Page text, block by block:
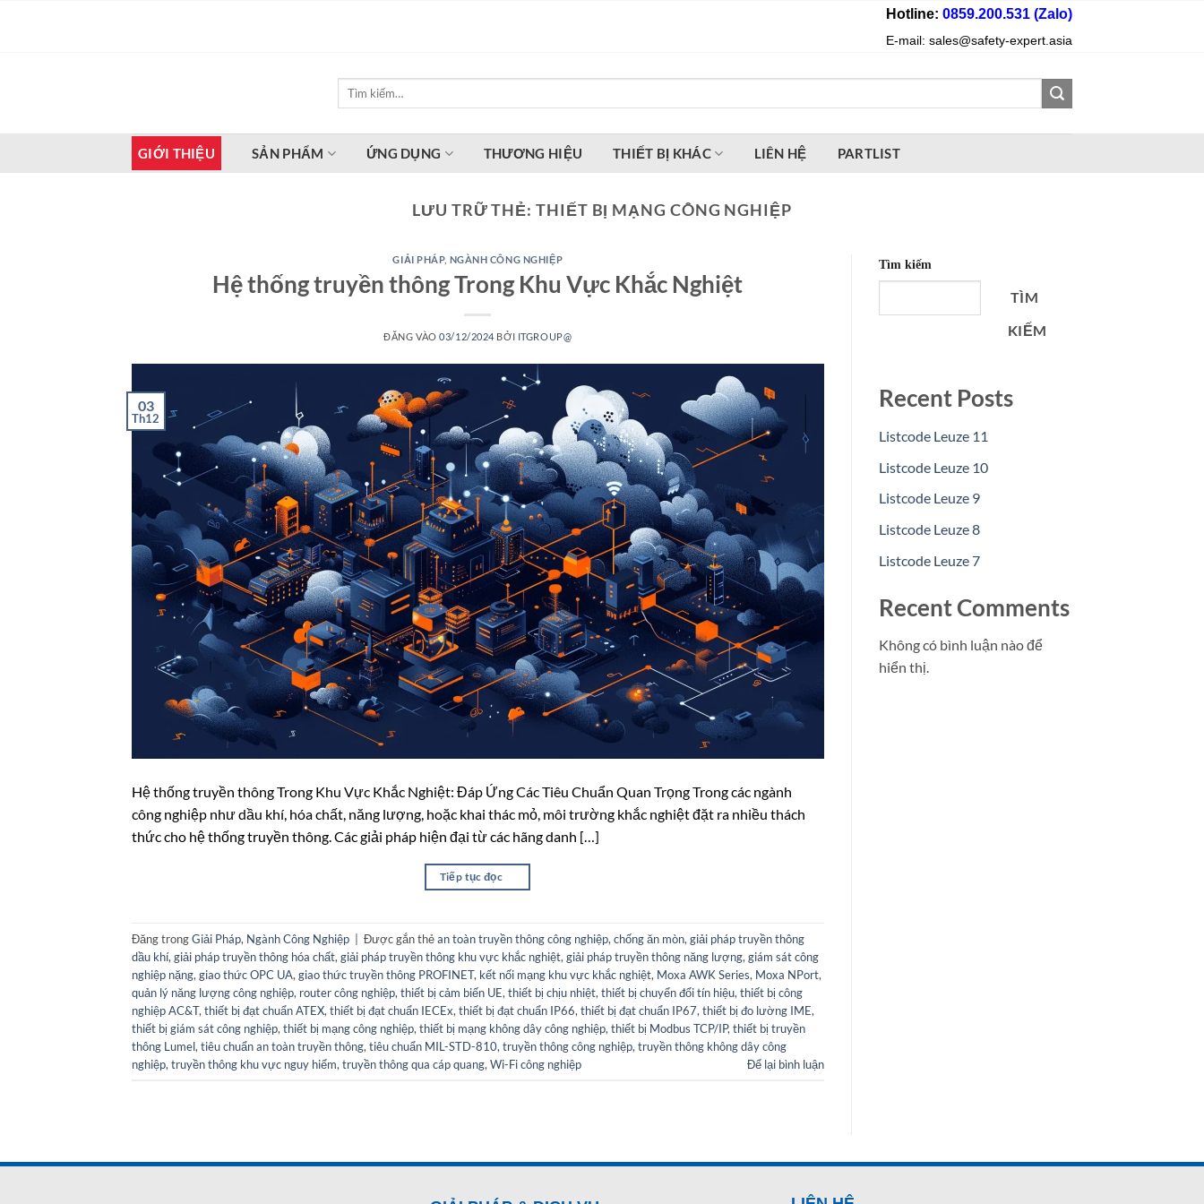
Hotline: 0859.200.531 (Zalo)
E-mail: sales@safety-expert.asia
GIỚI THIỆU SẢN PHẨM ỨNG DỤNG THƯƠNG HIỆU THIẾT BỊ KHÁC LIÊN HỆ PARTLIST
LƯU TRỮ THẺ: THIẾT BỊ MẠNG CÔNG NGHIỆP
GIẢI PHÁP, NGÀNH CÔNG NGHIỆP
Hệ thống truyền thông Trong Khu Vực Khắc Nghiệt
ĐĂNG VÀO03/12/2024 BỞI ITGROUP@
03
Th12
Hệ thống truyền thông Trong Khu Vực Khắc Nghiệt: Đáp Ứng Các Tiêu Chuẩn Quan Trọng Trong các ngành
công nghiệp như dầu khí, hóa chất, năng lượng, hoặc khai thác mỏ, môi trường khắc nghiệt đặt ra nhiều thách
thức cho hệ thống truyền thông. Các giải pháp hiện đại từ các hãng danh […]
Tiếp tục đọc
Đăng trongGiải Pháp, Ngành Công Nghiệp | Được gắn thẻan toàn truyền thông công nghiệp, chống ăn mòn, giải pháp truyền thông
dầu khí, giải pháp truyền thông hóa chất, giải pháp truyền thông khu vực khắc nghiệt, giải pháp truyền thông năng lượng, giám sát công
nghiệp nặng, giao thức OPC UA, giao thức truyền thông PROFINET, kết nối mạng khu vực khắc nghiệt, Moxa AWK Series, Moxa NPort,
quản lý năng lượng công nghiệp, router công nghiệp, thiết bị cảm biến UE, thiết bị chịu nhiệt, thiết bị chuyển đổi tín hiệu, thiết bị công
nghiệp AC&T, thiết bị đạt chuẩn ATEX, thiết bị đạt chuẩn IECEx, thiết bị đạt chuẩn IP66, thiết bị đạt chuẩn IP67, thiết bị đo lường IME,
thiết bị giám sát công nghiệp, thiết bị mạng công nghiệp, thiết bị mạng không dây công nghiệp, thiết bị Modbus TCP/IP, thiết bị truyền
thông Lumel, tiêu chuẩn an toàn truyền thông, tiêu chuẩn MIL-STD-810, truyền thông công nghiệp, truyền thông không dây công
nghiệp, truyền thông khu vực nguy hiểm, truyền thông qua cáp quang, Wi-Fi công nghiệp Để lại bình luận
Tìm kiếm
TÌM
KIẾM
Recent Posts
Listcode Leuze 11
Listcode Leuze 10
Listcode Leuze 9
Listcode Leuze 8
Listcode Leuze 7
Recent Comments
Không có bình luận nào để
hiển thị.